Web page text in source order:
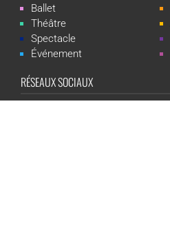
Ballet
Théâtre
Spectacle
Événement
RÉSEAUX SOCIAUX